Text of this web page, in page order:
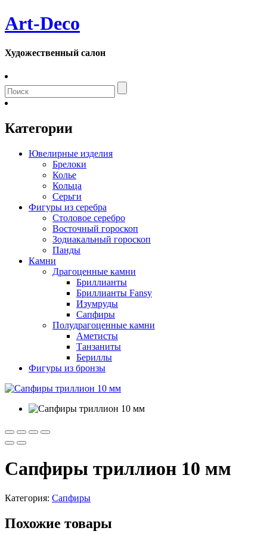
Art-Deco
Художественный салон
Категории
Ювелирные изделия
Брелоки
Колье
Кольца
Серьги
Фигуры из серебра
Столовое серебро
Восточный гороскоп
Зодиакальный гороскоп
Панды
Камни
Драгоценные камни
Бриллианты
Бриллианты Fansy
Изумруды
Сапфиры
Полудрагоценные камни
Аметисты
Танзаниты
Бериллы
Фигуры из бронзы
Сапфиры триллион 10 мм
Категория: Сапфиры
Похожие товары